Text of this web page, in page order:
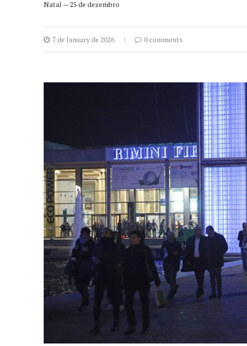
Natal — 25 de dezembro
7 de January de 2026 0 comments